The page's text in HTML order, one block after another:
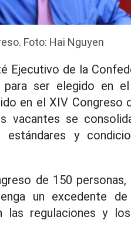
Foto: Hai Nguyen
Ejecutivo de la
ser elegido en
en el XIV Congreso
vacantes se
y
de 150 personas,
un excedente
las regulaciones y